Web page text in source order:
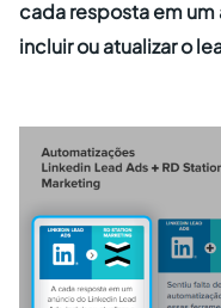
cada resposta em
incluir ou atualizar o